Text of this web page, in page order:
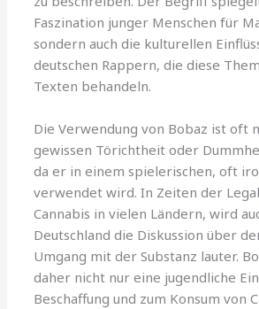
Faszination junger Menschen für
sondern auch die kulturellen
deutschen Rappern, die diese
Texten behandeln.
Die Verwendung von Bobaz ist oft
gewissen Törichtheit oder
da er in einem spielerischen, oft
verwendet wird. In Zeiten der
Cannabis in vielen Ländern, wird
Deutschland die Diskussion über
Umgang mit der Substanz lauter.
daher nicht nur eine jugendliche
Beschaffung und zum Konsum von